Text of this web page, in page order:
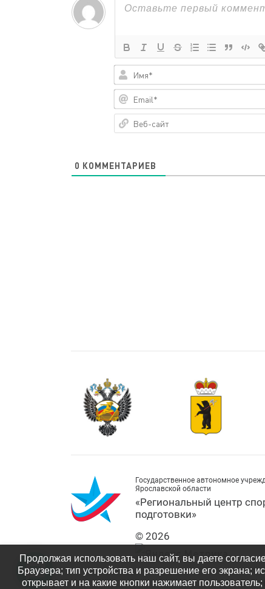
0 КОММЕНТАРИЕВ
Государственное автономное
Ярославской области
«Региональный центр
подготовки»
© 2026
Продолжая использовать наш сайт, вы даете
Браузера; тип устройства и разрешение его экрана;
открывает и на какие кнопки нажимает